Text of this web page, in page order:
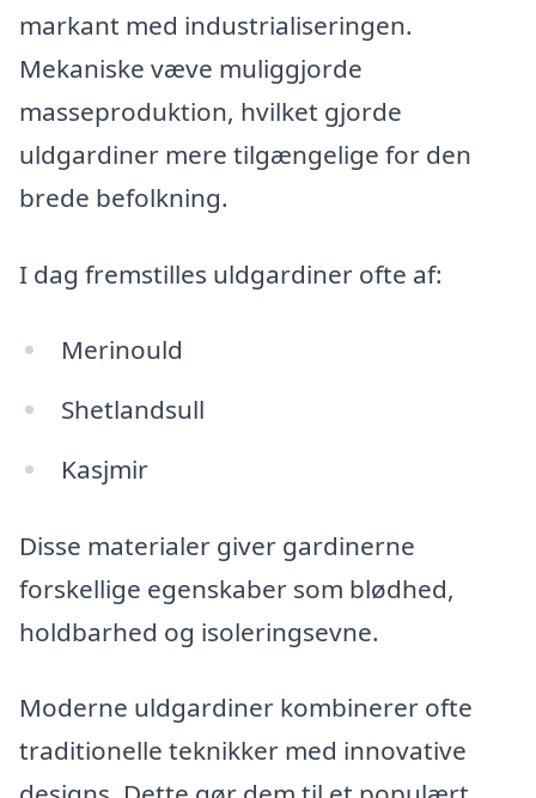
markant med industrialiseringen.
Mekaniske væve muliggjorde
masseproduktion, hvilket gjorde
uldgardiner mere tilgængelige for den
brede befolkning.
I dag fremstilles uldgardiner ofte af:
Merinould
Shetlandsull
Kasjmir
Disse materialer giver gardinerne
forskellige egenskaber som blødhed,
holdbarhed og isoleringsevne.
Moderne uldgardiner kombinerer ofte
traditionelle teknikker med innovative